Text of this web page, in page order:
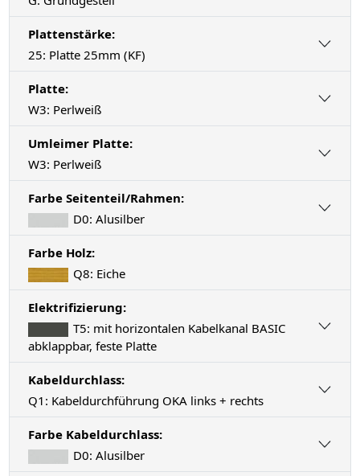
Plattenstärke:
25: Platte 25mm (KF)
Platte:
W3: Perlweiß
Umleimer Platte:
W3: Perlweiß
Farbe Seitenteil/Rahmen:
D0: Alusilber
Farbe Holz:
Q8: Eiche
Elektrifizierung:
T5: mit horizontalen Kabelkanal BASIC
abklappbar, feste Platte
Kabeldurchlass:
Q1: Kabeldurchführung OKA links + rechts
Farbe Kabeldurchlass:
D0: Alusilber